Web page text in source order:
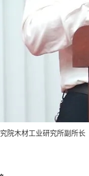
院木材工业研究所副所长